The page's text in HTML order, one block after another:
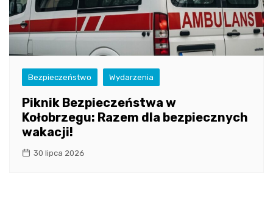
Bezpieczeństwo Wydarzenia
Piknik Bezpieczeństwa w
Kołobrzegu: Razem dla bezpiecznych
wakacji!
30 lipca 2026